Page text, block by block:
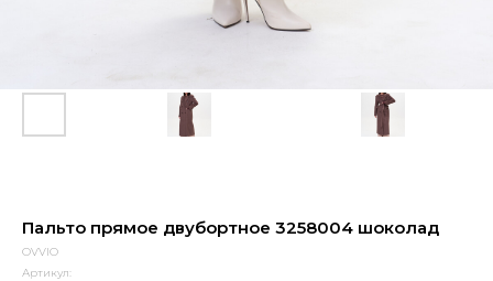
Пальто прямое двубортное 3258004 шоколад
OVVIO
Артикул: